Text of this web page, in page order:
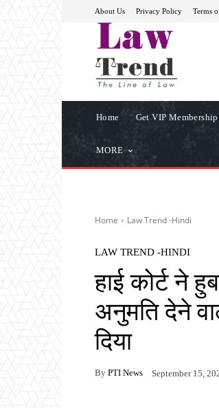
About Us Privacy Policy Terms
Home Get VIP Membership
MORE
Home Law Trend -Hindi
LAW TREND -HINDI
हाई कोर्ट ने
अनुमति देने
दिया
By PTI News September 15,